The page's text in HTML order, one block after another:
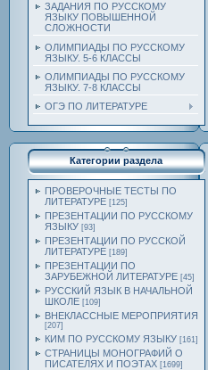
ЗАДАНИЯ ПО РУССКОМУ
ЯЗЫКУ ПОВЫШЕННОЙ
СЛОЖНОСТИ
ОЛИМПИАДЫ ПО РУССКОМУ
ЯЗЫКУ. 5-6 КЛАССЫ
ОЛИМПИАДЫ ПО РУССКОМУ
ЯЗЫКУ. 7-8 КЛАССЫ
ОГЭ ПО ЛИТЕРАТУРЕ
Категории раздела
ПРОВЕРОЧНЫЕ ТЕСТЫ ПО
ЛИТЕРАТУРЕ [125]
ПРЕЗЕНТАЦИИ ПО РУССКОМУ
ЯЗЫКУ [93]
ПРЕЗЕНТАЦИИ ПО РУССКОЙ
ЛИТЕРАТУРЕ [189]
ПРЕЗЕНТАЦИИ ПО
ЗАРУБЕЖНОЙ ЛИТЕРАТУРЕ [45]
РУССКИЙ ЯЗЫК В НАЧАЛЬНОЙ
ШКОЛЕ [109]
ВНЕКЛАССНЫЕ МЕРОПРИЯТИЯ
[207]
КИМ ПО РУССКОМУ ЯЗЫКУ [161]
СТРАНИЦЫ МОНОГРАФИЙ О
ПИСАТЕЛЯХ И ПОЭТАХ [1699]